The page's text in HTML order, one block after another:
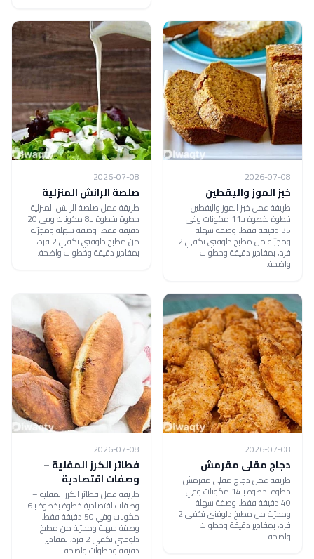
2026-07-08
خبز الموز واليقطين
طريقة عمل خبز الموز واليقطين
خطوة بخطوة بـ11 مكونات وفي
35 دقيقة فقط. وصفة سهلة
ومجرّبة من مطبخ دلوقتي تكفي 2
فرد، بمقادير دقيقة وخطوات
واضحة.
2026-07-08
صلصة الرانش المنزلية
طريقة عمل صلصة الرانش المنزلية
خطوة بخطوة بـ8 مكونات وفي 20
دقيقة فقط. وصفة سهلة ومجرّبة
من مطبخ دلوقتي تكفي 2 فرد،
بمقادير دقيقة وخطوات واضحة.
2026-07-08
دجاج مقلى مقرمش
طريقة عمل دجاج مقلى مقرمش
خطوة بخطوة بـ14 مكونات وفي
40 دقيقة فقط. وصفة سهلة
ومجرّبة من مطبخ دلوقتي تكفي 2
فرد، بمقادير دقيقة وخطوات
واضحة.
2026-07-08
فطائر الكرز المقلية –
وصفات اقتصادية
طريقة عمل فطائر الكرز المقلية –
وصفات اقتصادية خطوة بخطوة بـ6
مكونات وفي 50 دقيقة فقط.
وصفة سهلة ومجرّبة من مطبخ
دلوقتي تكفي 2 فرد، بمقادير
دقيقة وخطوات واضحة.